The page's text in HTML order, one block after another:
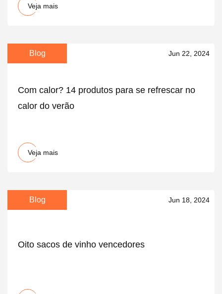
Veja mais
Blog Jun 22, 2024
Com calor? 14 produtos para se refrescar no
calor do verão
Veja mais
Blog Jun 18, 2024
Oito sacos de vinho vencedores